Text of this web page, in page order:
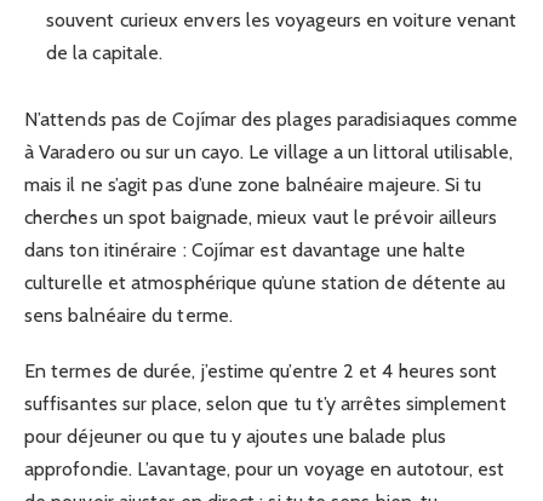
souvent curieux envers les voyageurs en voiture venant
de la capitale.
N’attends pas de Cojímar des plages paradisiaques comme
à Varadero ou sur un cayo. Le village a un littoral utilisable,
mais il ne s’agit pas d’une zone balnéaire majeure. Si tu
cherches un spot baignade, mieux vaut le prévoir ailleurs
dans ton itinéraire : Cojímar est davantage une halte
culturelle et atmosphérique qu’une station de détente au
sens balnéaire du terme.
En termes de durée, j’estime qu’entre 2 et 4 heures sont
suffisantes sur place, selon que tu t’y arrêtes simplement
pour déjeuner ou que tu y ajoutes une balade plus
approfondie. L’avantage, pour un voyage en autotour, est